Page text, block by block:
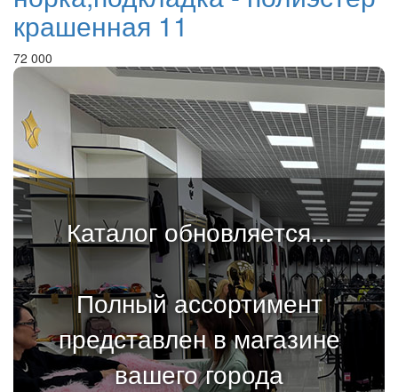
крашенная 11
72 000
Каталог обновляется...
Полный ассортимент
представлен в магазине
вашего города